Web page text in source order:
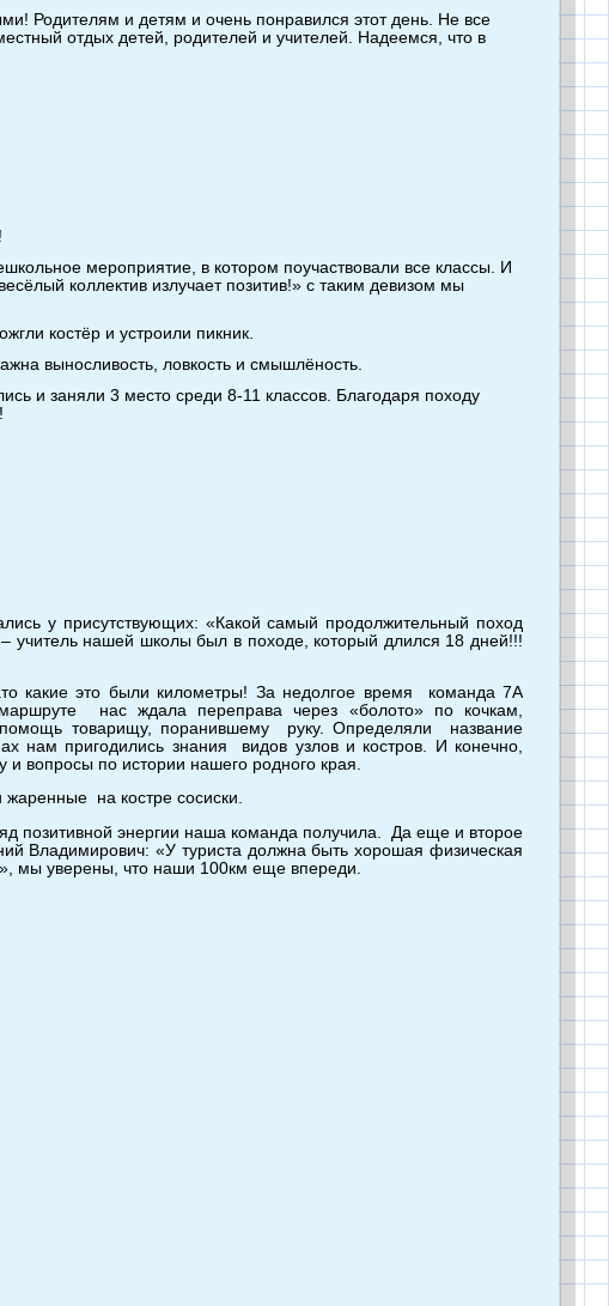
Родителям и детям и очень понравился этот день. Не все
отдых детей, родителей и учителей. Надеемся, что в
мероприятие, в котором поучаствовали все классы. И
коллектив излучает позитив!» с таким девизом мы
костёр и устроили пикник.
выносливость, ловкость и смышлёность.
и заняли 3 место среди 8-11 классов. Благодаря походу
у присутствующих: «Какой самый продолжительный поход
нашей школы был в походе, который длился 18 дней!!!
какие это были километры! За недолгое время команда 7A
нас ждала переправа через «болото» по кочкам,
товарищу, поранившему руку. Определяли название
нам пригодились знания видов узлов и костров. И конечно,
вопросы по истории нашего родного края.
жаренные на костре сосиски.
позитивной энергии наша команда получила. Да еще и второе
Владимирович: «У туриста должна быть хорошая физическая
мы уверены, что наши 100км еще впереди.